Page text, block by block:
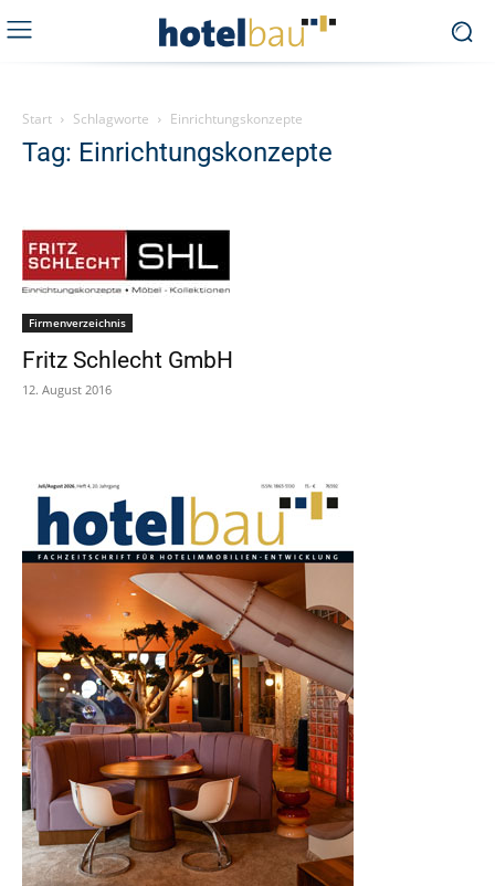
Start Schlagworte Einrichtungskonzepte
Tag: Einrichtungskonzepte
Firmenverzeichnis
Fritz Schlecht GmbH
12. August 2016